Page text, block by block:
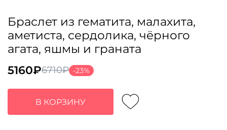
Браслет из гематита, малахита,
аметиста, сердолика, чёрного
агата, яшмы и граната
6710₽
Первоначальная
цена
составляла
6710₽.
5160₽
Текущая
цена:
5160₽.
-23%
В КОРЗИНУ